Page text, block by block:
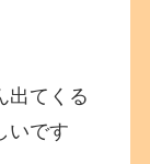
出てくる
いです